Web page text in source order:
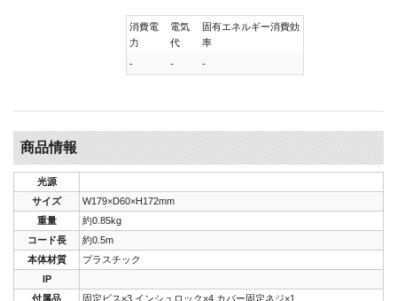
消費電
力
電気
代
固有エネルギー消費効
率
-
- -
商品情報
光源
サイズ
W179×D60×H172mm
重量
約0.85kg
コード長
約0.5m
本体材質
プラスチック
IP
付属品
固定ビス×3 インシュロック×4 カバー固定ネジ×1